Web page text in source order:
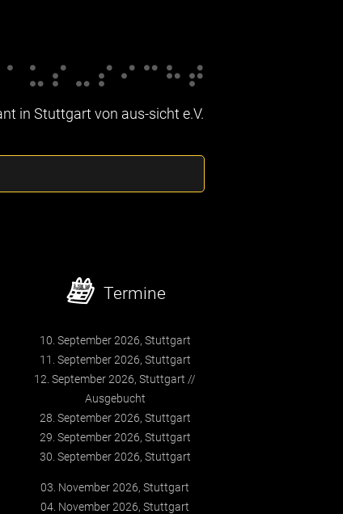
in Stuttgart von aus-sicht e.V.
Termine
10. September 2026, Stuttgart
11. September 2026, Stuttgart
12. September 2026, Stuttgart
Ausgebucht
28. September 2026, Stuttgart
29. September 2026, Stuttgart
30. September 2026, Stuttgart
03. November 2026, Stuttgart
04. November 2026, Stuttgart